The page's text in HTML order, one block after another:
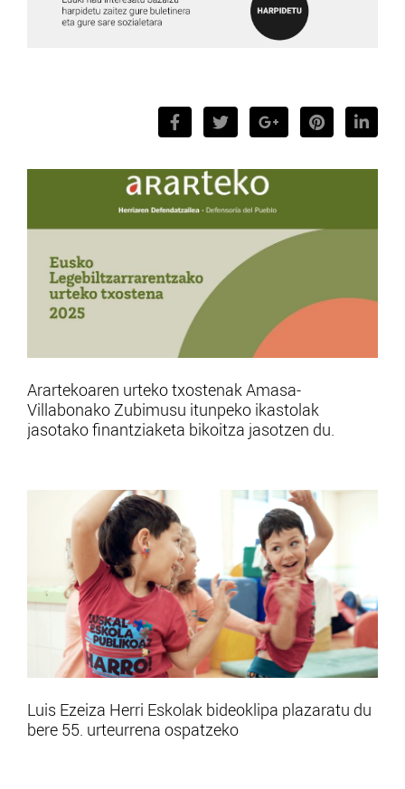
Arartekoaren urteko txostenak Amasa-
Villabonako Zubimusu itunpeko ikastolak
jasotako finantziaketa bikoitza jasotzen du.
Luis Ezeiza Herri Eskolak bideoklipa plazaratu du
bere 55. urteurrena ospatzeko